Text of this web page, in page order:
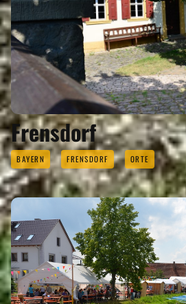
Frensdorf
BAYERN FRENSDORF ORTE